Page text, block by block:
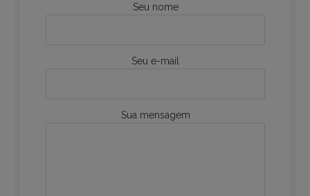
Seu nome
Seu e-mail
Sua mensagem